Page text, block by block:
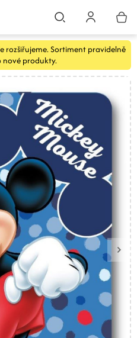
rozšiřujeme. Sortiment pravidelně
nové produkty.